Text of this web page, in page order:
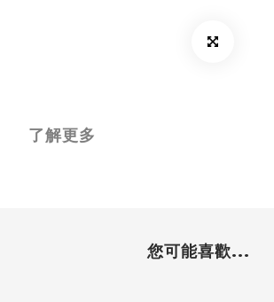
了解更多
您可能喜歡...